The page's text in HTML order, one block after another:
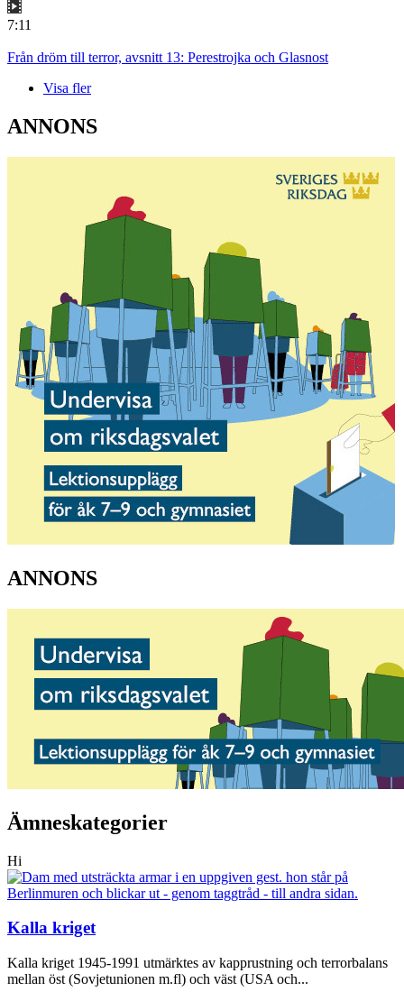
7:11
Från dröm till terror, avsnitt 13: Perestrojka och Glasnost
Visa fler
ANNONS
ANNONS
Ämneskategorier
Hi
Kalla kriget
Kalla kriget 1945-1991 utmärktes av kapprustning och terrorbalans
mellan öst (Sovjetunionen m.fl) och väst (USA och...